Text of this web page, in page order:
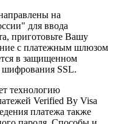
на
для ввода
приготовьте Вашу
с платежным шлюзом
в защищенном
шифрования SSL.
технологию
Verified By Visa
платежа также